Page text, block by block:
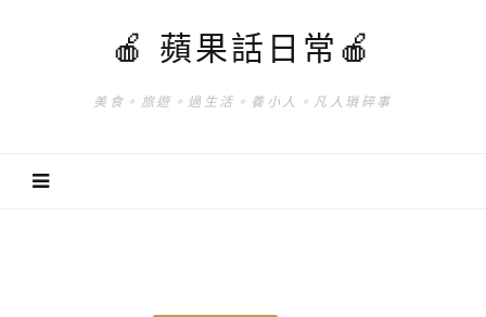
🍎 蘋果話日常🍎
美食。旅遊。過生活。養小人。凡人瑣碎事